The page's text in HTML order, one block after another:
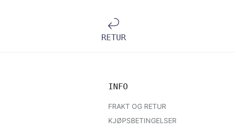
RETUR
INFO
FRAKT OG RETUR
KJØPSBETINGELSER